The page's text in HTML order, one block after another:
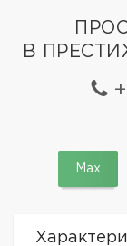
В
Max